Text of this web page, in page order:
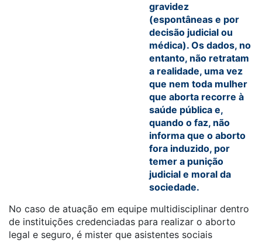
gravidez
(espontâneas e por
decisão judicial ou
médica). Os dados, no
entanto, não retratam
a realidade, uma vez
que nem toda mulher
que aborta recorre à
saúde pública e,
quando o faz, não
informa que o aborto
fora induzido, por
temer a punição
judicial e moral da
sociedade.
No caso de atuação em equipe multidisciplinar dentro
de instituições credenciadas para realizar o aborto
legal e seguro, é mister que asistentes sociais